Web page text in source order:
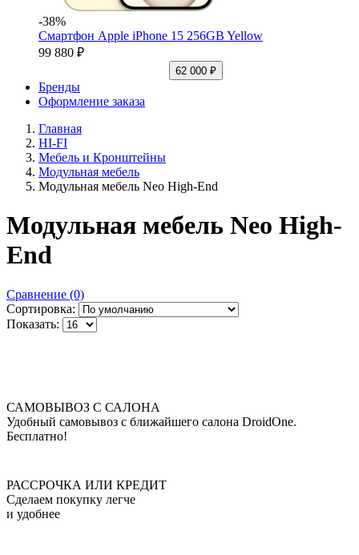
-38%
Смартфон Apple iPhone 15 256GB Yellow
99 880 ₽
62 000 ₽
Бренды
Оформление заказа
Главная
HI-FI
Мебель и Кронштейны
Модульная мебель
Модульная мебель Neo High-End
Модульная мебель Neo High-
End
Сравнение (0)
Сортировка:
Показать:
САМОВЫВОЗ С САЛОНА
Удобный самовывоз с ближайшего салона DroidOne.
Бесплатно!
РАССРОЧКА ИЛИ КРЕДИТ
Сделаем покупку легче
и удобнее